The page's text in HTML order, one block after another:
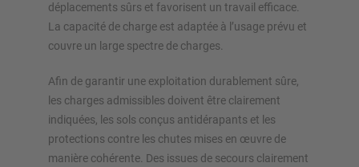
déplacements sûrs et favorisent un travail efficace.
La capacité de charge est adaptée à l’usage prévu et
couvre un large spectre de charges.
Afin de garantir une exploitation durablement sûre,
les charges admissibles doivent être clairement
indiquées, les sols conçus antidérapants et les
protections contre les chutes mises en œuvre de
manière cohérente. Des issues de secours clairement